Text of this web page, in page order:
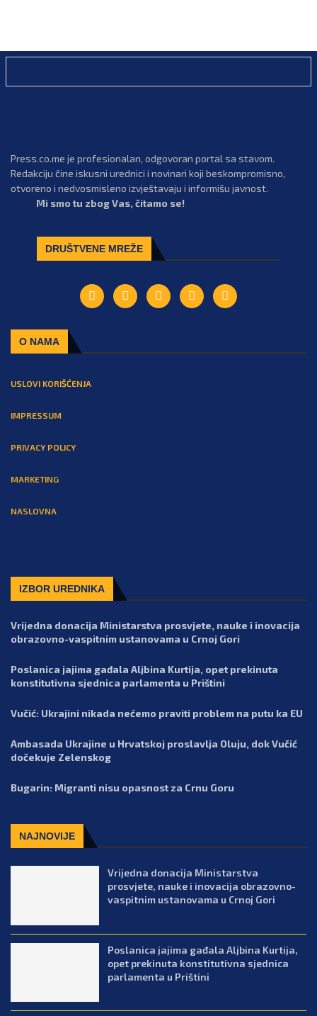
Press.co.me je profesionalan, odgovoran portal sa stavom.
Redakciju čine iskusni urednici i novinari koji beskompromisno,
otvoreno i nedvosmisleno izvještavaju i informišu javnost.
Mi smo tu zbog Vas, čitamo se!
DRUŠTVENE MREŽE
O NAMA
USLOVI KORIŠĆENJA
IMPRESSUM
PRIVACY POLICY
MARKETING
NASLOVNA
IZBOR UREDNIKA
Vrijedna donacija Ministarstva prosvjete, nauke i inovacija
obrazovno-vaspitnim ustanovama u Crnoj Gori
Poslanica jajima gađala Aljbina Kurtija, opet prekinuta
konstitutivna sjednica parlamenta u Prištini
Vučić: Ukrajini nikada nećemo praviti problem na putu ka EU
Ambasada Ukrajine u Hrvatskoj proslavlja Oluju, dok Vučić
dočekuje Zelenskog
Bugarin: Migranti nisu opasnost za Crnu Goru
NAJNOVIJE
Vrijedna donacija Ministarstva
prosvjete, nauke i inovacija obrazovno-
vaspitnim ustanovama u Crnoj Gori
Poslanica jajima gađala Aljbina Kurtija,
opet prekinuta konstitutivna sjednica
parlamenta u Prištini